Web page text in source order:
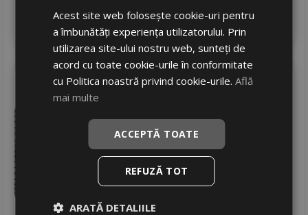
4
Adauga in cos
Debica Frigo hp 2
225/45 R17 91H
Turisme
Aderenta
Zgomot B 72 dB
444RON
Acest site web folosește cookie-uri pentru
a îmbunătăți experiența utilizatorului. Prin
utilizarea site-ului nostru web, sunteți de
acord cu toate cookie-urile în conformitate
cu Politica noastră privind cookie-urile.Află
mai multe
ACCEPTĂ TOATE
REFUZĂ TOT
ARATĂ DETALIILE